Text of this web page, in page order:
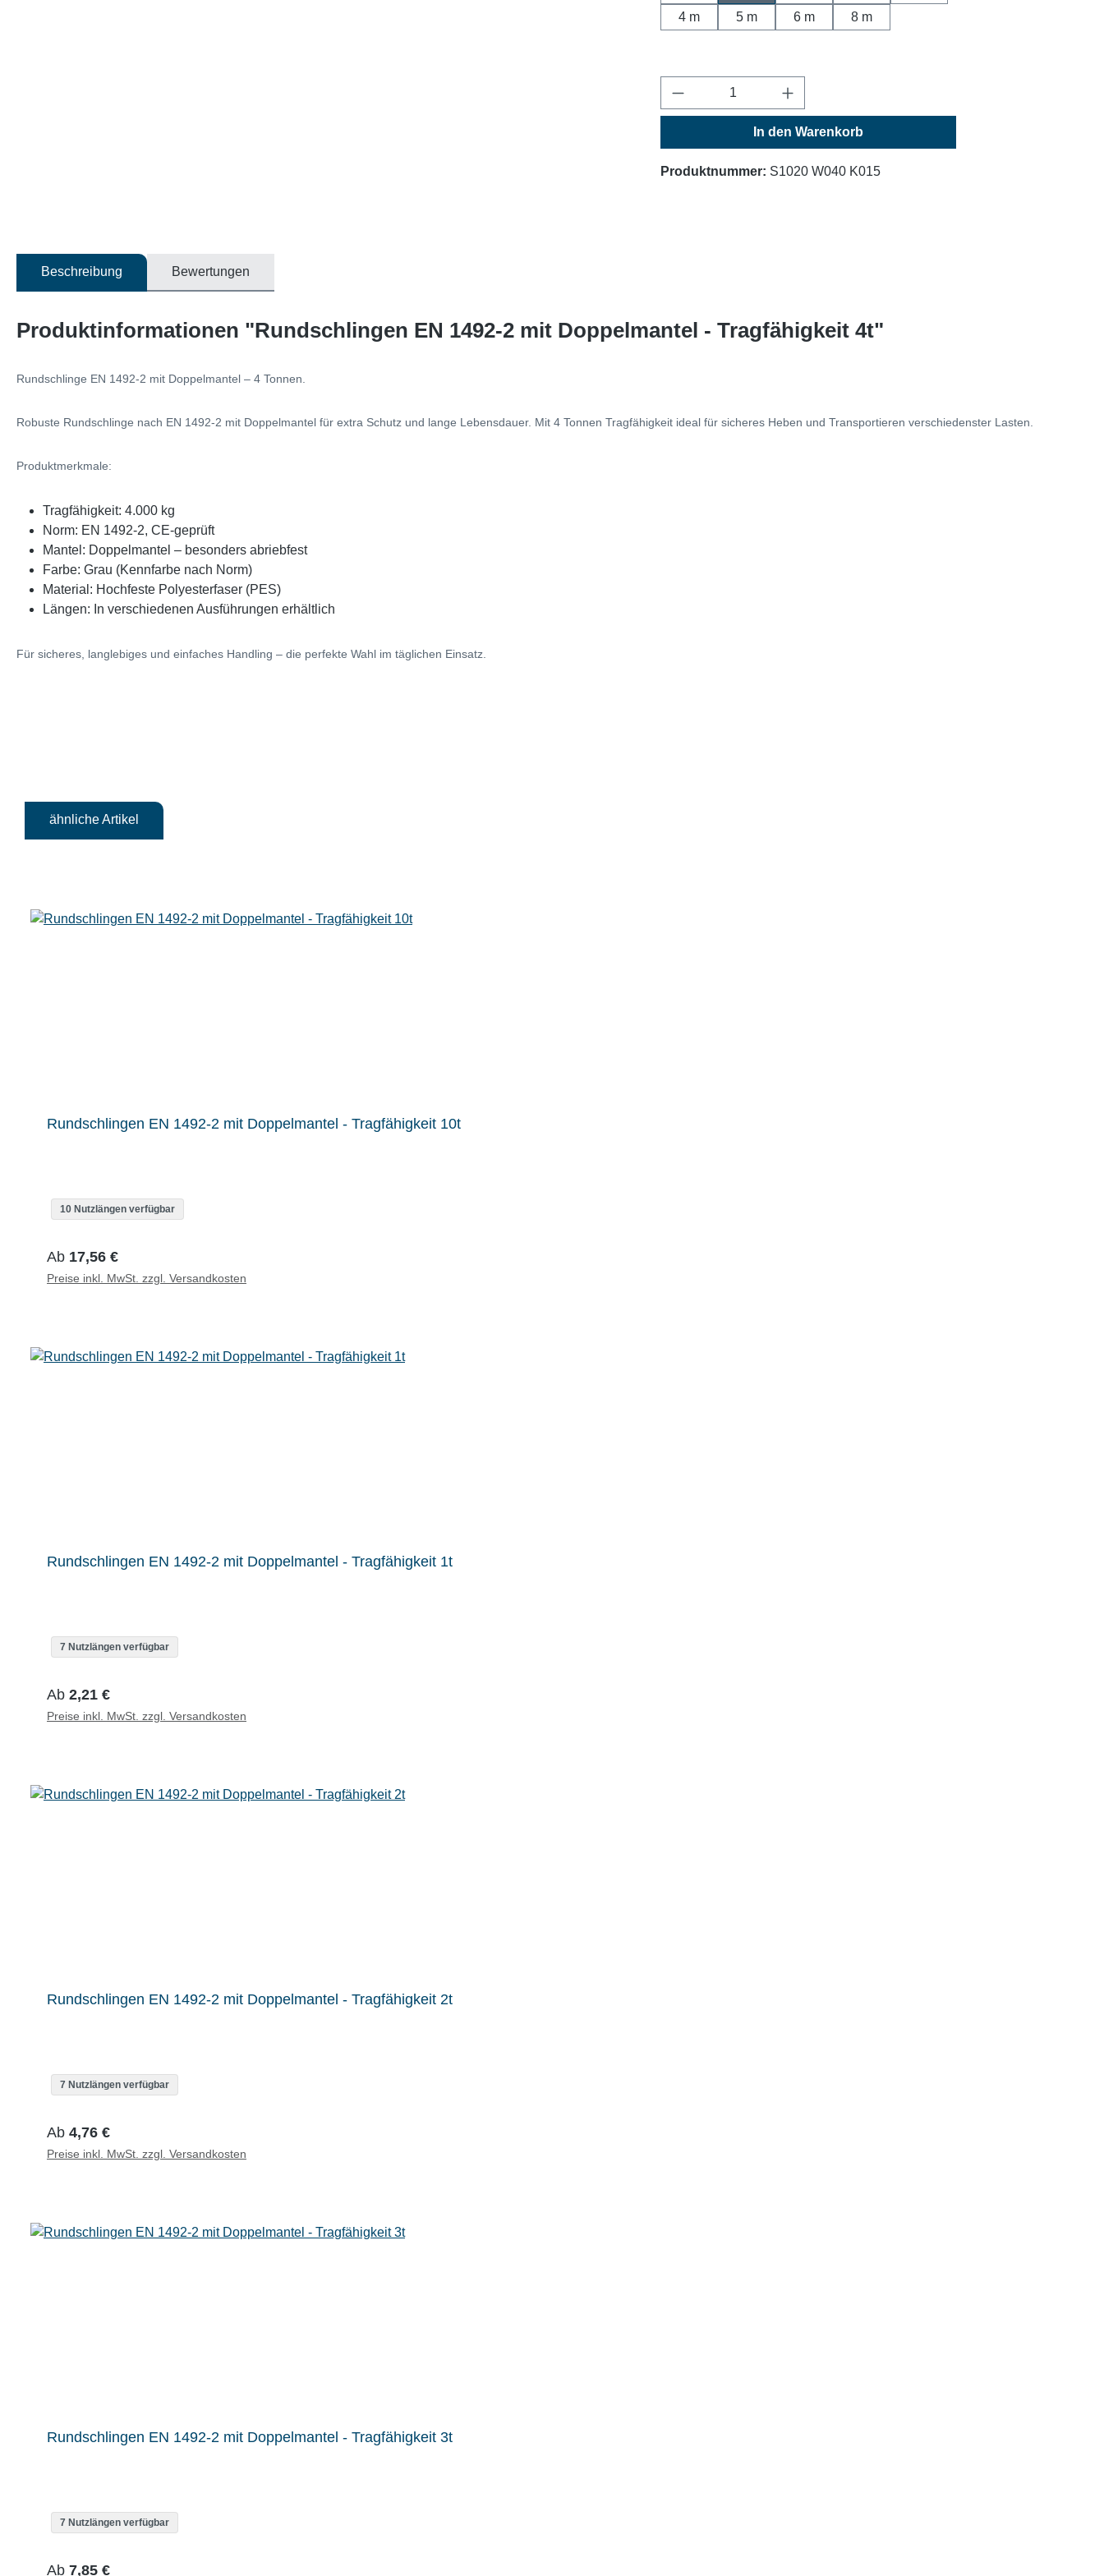
4 m
5 m 6 m 8 m
Produkt Anzahl: Gib den gewünschten Wert ein
In den Warenkorb
Produktnummer: S1020 W040 K015
Beschreibung Bewertungen
Produktinformationen "Rundschlingen EN 1492-2 mit Doppelmantel - Tragfähigkeit 4t"
Rundschlinge EN 1492-2 mit Doppelmantel – 4 Tonnen.
Robuste Rundschlinge nach EN 1492-2 mit Doppelmantel für extra Schutz und lange Lebensdauer. Mit 4 Tonnen Tragfähigkeit ideal für sicheres Heben und Transportieren verschiedenster Lasten.
Produktmerkmale:
Tragfähigkeit: 4.000 kg
Norm: EN 1492-2, CE-geprüft
Mantel: Doppelmantel – besonders abriebfest
Farbe: Grau (Kennfarbe nach Norm)
Material: Hochfeste Polyesterfaser (PES)
Längen: In verschiedenen Ausführungen erhältlich
Für sicheres, langlebiges und einfaches Handling – die perfekte Wahl im täglichen Einsatz.
ähnliche Artikel
Rundschlingen EN 1492-2 mit Doppelmantel - Tragfähigkeit 10t
10 Nutzlängen verfügbar
Regulärer Preis:
Ab 17,56 €
Preise inkl. MwSt. zzgl. Versandkosten
Rundschlingen EN 1492-2 mit Doppelmantel - Tragfähigkeit 1t
7 Nutzlängen verfügbar
Regulärer Preis:
Ab 2,21 €
Preise inkl. MwSt. zzgl. Versandkosten
Rundschlingen EN 1492-2 mit Doppelmantel - Tragfähigkeit 2t
7 Nutzlängen verfügbar
Regulärer Preis:
Ab 4,76 €
Preise inkl. MwSt. zzgl. Versandkosten
Rundschlingen EN 1492-2 mit Doppelmantel - Tragfähigkeit 3t
7 Nutzlängen verfügbar
Regulärer Preis:
Ab 7,85 €